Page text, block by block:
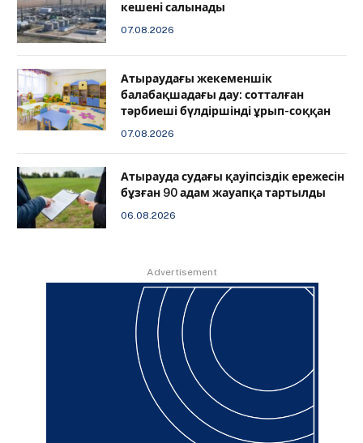
кешені салынады
07.08.2026
Атыраудағы жекеменшік
балабақшадағы дау: сотталған
тәрбиеші бүлдіршінді ұрып-соққан
07.08.2026
Атырауда судағы қауіпсіздік ережесін
бұзған 90 адам жауапқа тартылды
06.08.2026
Advertisement